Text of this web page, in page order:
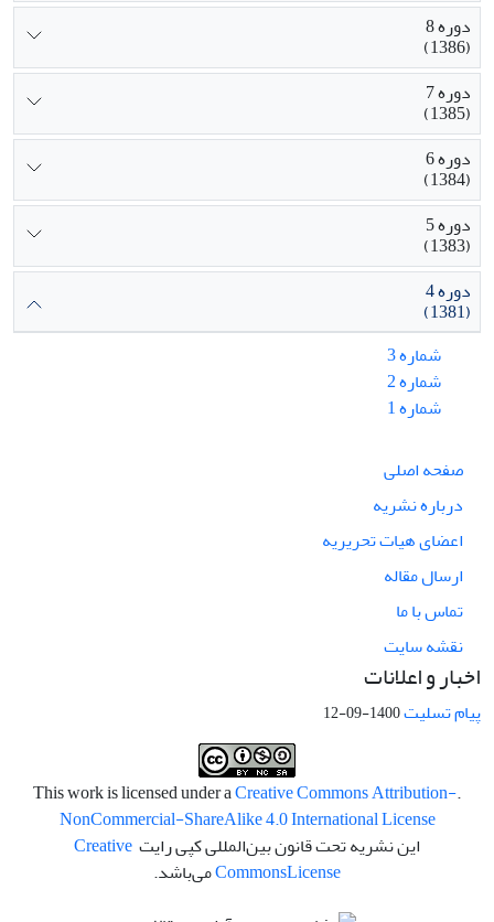
دوره 8
(1386)
دوره 7
(1385)
دوره 6
(1384)
دوره 5
(1383)
دوره 4
(1381)
شماره 3
شماره 2
شماره 1
صفحه اصلی
درباره نشریه
اعضای هیات تحریریه
ارسال مقاله
تماس با ما
نقشه سایت
اخبار و اعلانات
پیام تسلیت1400-09-12
.This work is licensed under a
Creative Commons Attribution-
NonCommercial-ShareAlike 4.0 International License
این نشریه تحت قانون بین‌المللی کپی رایت Creative
CommonsLicense می‌باشد.